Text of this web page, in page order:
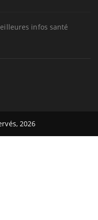
infos santé
2026